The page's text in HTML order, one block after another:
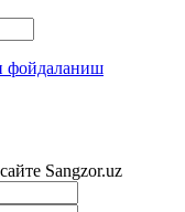
фойдаланиш
Sangzor.uz